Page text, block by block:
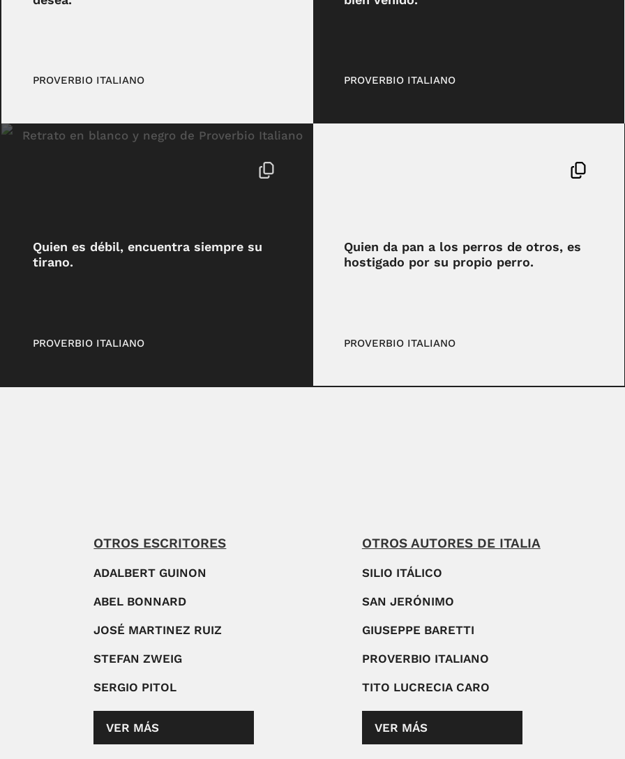
PROVERBIO ITALIANO PROVERBIO ITALIANO
Quien es débil, encuentra siempre su
tirano.
PROVERBIO ITALIANO
Quien da pan a los perros de otros, es
hostigado por su propio perro.
PROVERBIO ITALIANO
OTROS ESCRITORES
ADALBERT GUINON
ABEL BONNARD
JOSÉ MARTINEZ RUIZ
STEFAN ZWEIG
SERGIO PITOL
VER MÁS
OTROS AUTORES DE ITALIA
SILIO ITÁLICO
SAN JERÓNIMO
GIUSEPPE BARETTI
PROVERBIO ITALIANO
TITO LUCRECIA CARO
VER MÁS